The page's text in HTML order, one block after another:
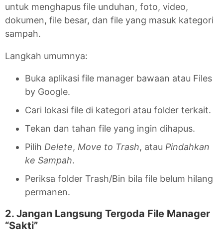
untuk menghapus file unduhan, foto, video,
dokumen, file besar, dan file yang masuk kategori
sampah.
Langkah umumnya:
Buka aplikasi file manager bawaan atau Files
by Google.
Cari lokasi file di kategori atau folder terkait.
Tekan dan tahan file yang ingin dihapus.
Pilih Delete, Move to Trash, atau Pindahkan
ke Sampah.
Periksa folder Trash/Bin bila file belum hilang
permanen.
2. Jangan Langsung Tergoda File Manager
“Sakti”